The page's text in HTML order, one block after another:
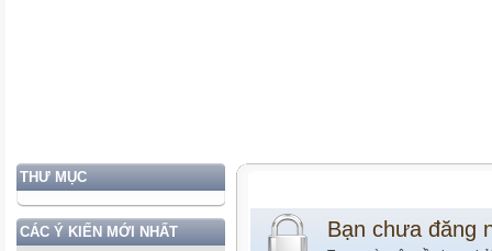
THƯ MỤC
CÁC Ý KIẾN MỚI NHẤT Bạn chưa đăng